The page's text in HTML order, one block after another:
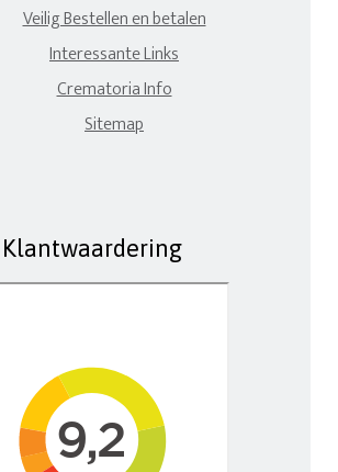
Veilig Bestellen en betalen
Interessante Links
Crematoria Info
Sitemap
Klantwaardering